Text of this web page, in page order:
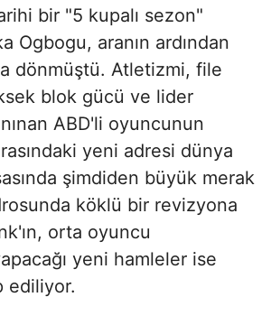
bir "5 kupalı sezon"
Ogbogu, aranın ardından
dönmüştü. Atletizmi, file
blok gücü ve lider
ABD'li oyuncunun
yeni adresi dünya
şimdiden büyük merak
köklü bir revizyona
orta oyuncu
yeni hamleler ise
ediliyor.